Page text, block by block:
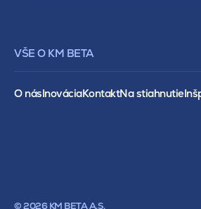
VŠE O KM BETA
O násInováciaKontaktNa stiahnutie
© 2026 KM BETA A.S.